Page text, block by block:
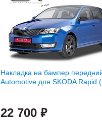
Накладка на бампер
Automotive для SKODA Rapid
22 700